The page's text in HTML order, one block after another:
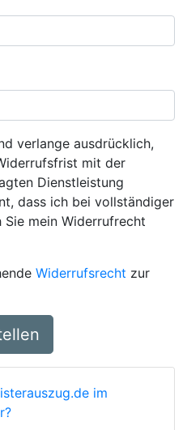
verlange ausdrücklich,
mit der
Dienstleistung
dass ich bei vollständiger
mein Widerrufrecht
Widerrufsrecht zur
im